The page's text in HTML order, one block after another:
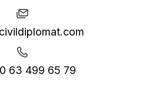
63 499 65 79